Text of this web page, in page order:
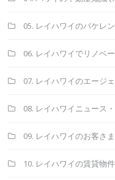
05. レイハワイのバケレ
06. レイハワイでリノベ
07. レイハワイのエージ
08. レイハワイニュース
09. レイハワイのお客さま
10. レイハワイの賃貸物件